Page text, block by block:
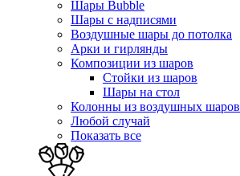
Шары Bubble
Шары с надписями
Воздушные шары до потолка
Арки и гирлянды
Композиции из шаров
Стойки из шаров
Шары на стол
Колонны из воздушных шаров
Любой случай
Показать все